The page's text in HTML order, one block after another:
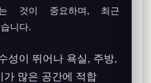
는 것이 중요하며, 최근
니다.
성이 뛰어나 욕실, 주방,
가 많은 공간에 적합